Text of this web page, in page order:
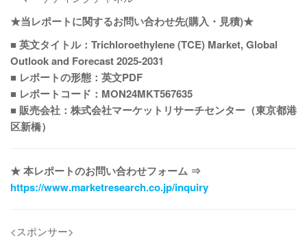
★当レポートに関するお問い合わせ先(購入・見積)★
■ 英文タイトル：Trichloroethylene (TCE) Market, Global
Outlook and Forecast 2025-2031
■ レポートの形態：英文PDF
■ レポートコード：MON24MKT567635
■ 販売会社：株式会社マーケットリサーチセンター（東京都港
区新橋）
★ 本レポートのお問い合わせフォーム ⇒
https://www.marketresearch.co.jp/inquiry
<スポンサー>